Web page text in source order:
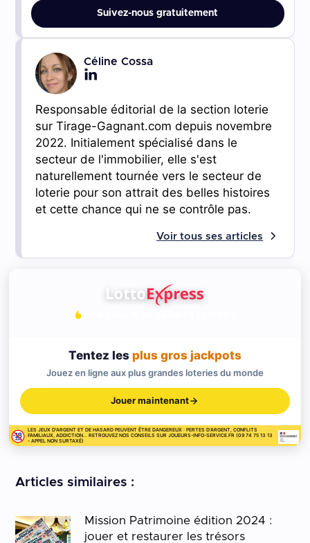
Suivez-nous gratuitement
Céline Cossa
Responsable éditorial de la section loterie
sur Tirage-Gagnant.com depuis novembre
2022. Initialement spécialisé dans le
secteur de l'immobilier, elle s'est
naturellement tournée vers le secteur de
loterie pour son attrait des belles histoires
et cette chance qui ne se contrôle pas.
Voir tous ses articles
Tentez les plus gros jackpots
Jouez en ligne aux plus grandes loteries du monde
Jouer maintenant
LES JEUX D'ARGENT ET DE HASARD PEUVENT ÊTRE DANGEREUX : PERTES D'ARGENT, CONFLITS
FAMILIAUX, ADDICTION... RETROUVEZ NOS CONSEILS SUR JOUEURS-INFO-SERVICE.FR (09 74 75 13 13
- APPEL NON SURTAXÉ)
Articles similaires :
Mission Patrimoine édition 2024 :
jouer et restaurer les trésors